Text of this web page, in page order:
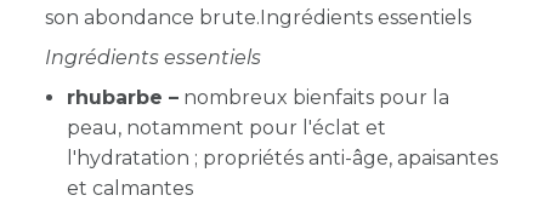
son abondance brute.Ingrédients essentiels
Ingrédients essentiels
rhubarbe – nombreux bienfaits pour la
peau, notamment pour l'éclat et
l'hydratation ; propriétés anti-âge, apaisantes
et calmantes